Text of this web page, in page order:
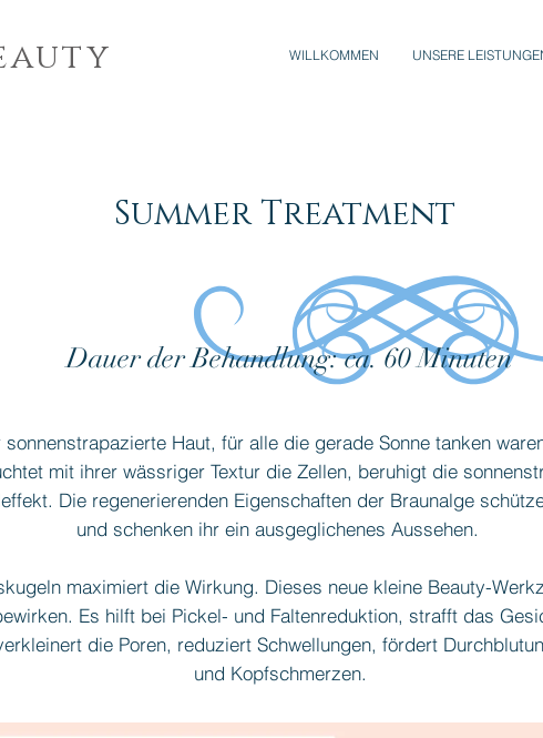
WILLKOMMEN UNSERE
Summer Treatment
Dauer der Behandlung: ca. 60 Minuten
sonnenstrapazierte Haut, für alle die gerade Sonne tanken
mit ihrer wässriger Textur die Zellen, beruhigt die
Die regenerierenden Eigenschaften der Braunalge
und schenken ihr ein ausgeglichenes Aussehen.
maximiert die Wirkung. Dieses neue kleine Beauty-
Es hilft bei Pickel- und Faltenreduktion, strafft das
die Poren, reduziert Schwellungen, fördert
und Kopfschmerzen.